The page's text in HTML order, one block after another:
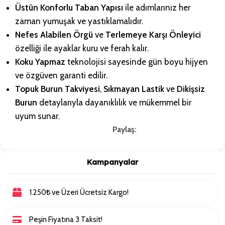
Üstün Konforlu Taban Yapısı ile adımlarınız her
zaman yumuşak ve yastıklamalıdır.
Nefes Alabilen Örgü ve Terlemeye Karşı Önleyici
özelliği ile ayaklar kuru ve ferah kalır.
Koku Yapmaz teknolojisi sayesinde gün boyu hijyen
ve özgüven garanti edilir.
Topuk Burun Takviyesi, Sıkmayan Lastik ve Dikişsiz
Burun detaylarıyla dayanıklılık ve mükemmel bir
uyum sunar.
Paylaş:
Kampanyalar
1.250₺ ve Üzeri Ücretsiz Kargo!
Peşin Fiyatına 3 Taksit!